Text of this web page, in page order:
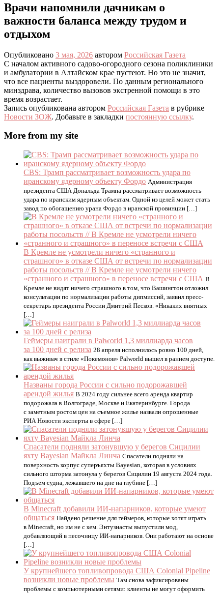
Врачи напомнили дачникам о
важности баланса между трудом и
отдыхом
Опубликовано 3 мая, 2026 автором Российская Газета
С началом активного садово-огородного сезона поликлиники
и амбулатории в Алтайском крае пустеют. Но это не значит,
что все пациенты выздоровели. По данным регионального
минздрава, количество вызовов экстренной помощи в это
время возрастает.
Запись опубликована автором Российская Газета в рубрике
Новости ЗОЖ. Добавьте в закладки постоянную ссылку.
More from my site
CBS: Трамп рассматривает возможность удара по
иранскому ядерному объекту Фордо Администрация
президента США Дональда Трампа рассматривает возможность
удара по иранским ядерным объектам. Одной из целей может стать
завод по обогащению урана Фордо в иранской провинции […]
В Кремле не усмотрели ничего «странного и
страшного» в отказе США от встречи по нормализации
работы посольств // В Кремле не усмотрели ничего
«странного и страшного» в переносе встречи с США В
Кремле не видят ничего страшного в том, что Вашингтон отложил
консультации по нормализации работы дипмиссий, заявил пресс-
секретарь президента России Дмитрий Песков. «Никаких внятных
[…]
Геймеры наиграли в Palworld 1,3 миллиарда часов
за 100 дней с релиза 28 апреля исполнилось ровно 100 дней,
как выживач в стиле «Покемонов» Palworld вышел в раннем доступе.
Названы города России с сильно подорожавшей
арендой жилья В 2024 году сильнее всего аренда квартир
подорожала в Волгограде, Москве и Екатеринбурге. Города
с заметным ростом цен на съемное жилье назвали опрошенные
РИА Новости эксперты в сфере […]
Спасатели подняли затонувшую у берегов Сицилии
яхту Bayesian Майкла Линча Спасатели подняли на
поверхность корпус суперъяхты Bayesian, которая в условиях
сильного шторма затонула у берегов Сицилии 19 августа 2024 года.
Подъем судна, лежавшего на дне на глубине […]
В Minecraft добавили ИИ-напарников, которые умеют
общаться Найдено решение для геймеров, которые хотят играть
в Minecraft, но им не с кем. Энтузиасты выпустили мод,
добавляющий в песочницу ИИ-напарников. Они работают на основе
[…]
У крупнейшего топливопровода США Colonial Pipeline
возникли новые проблемы Там снова зафиксированы
проблемы с компьютерными сетями: клиенты не могут оформить